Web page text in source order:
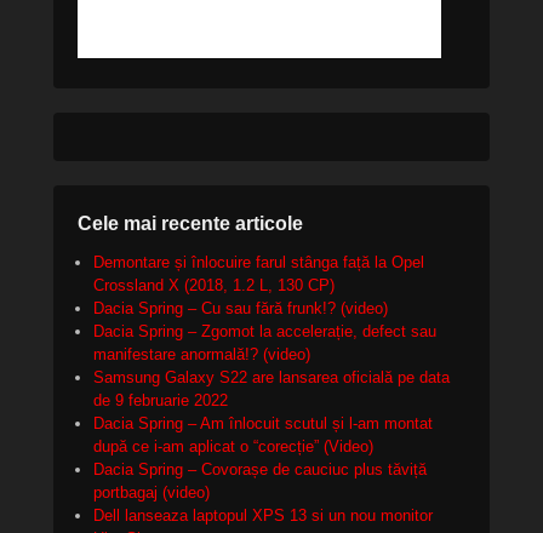
Cele mai recente articole
Demontare și înlocuire farul stânga față la Opel
Crossland X (2018, 1.2 L, 130 CP)
Dacia Spring – Cu sau fără frunk!? (video)
Dacia Spring – Zgomot la accelerație, defect sau
manifestare anormală!? (video)
Samsung Galaxy S22 are lansarea oficială pe data
de 9 februarie 2022
Dacia Spring – Am înlocuit scutul și l-am montat
după ce i-am aplicat o “corecție” (Video)
Dacia Spring – Covorașe de cauciuc plus tăviță
portbagaj (video)
Dell lanseaza laptopul XPS 13 si un nou monitor